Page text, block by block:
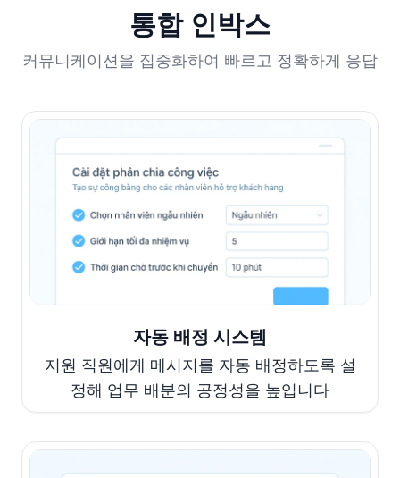
통합 인박스
커뮤니케이션을 집중화하여 빠르고 정확하게 응답
자동 배정 시스템
지원 직원에게 메시지를 자동 배정하도록 설
정해 업무 배분의 공정성을 높입니다